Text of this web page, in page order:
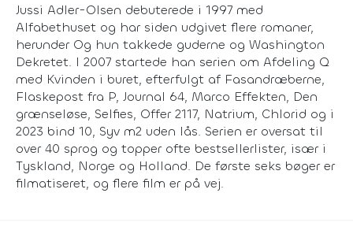
Jussi Adler-Olsen debuterede i 1997 med
Alfabethuset og har siden udgivet flere romaner,
herunder Og hun takkede guderne og Washington
Dekretet. I 2007 startede han serien om Afdeling Q
med Kvinden i buret, efterfulgt af Fasandræberne,
Flaskepost fra P, Journal 64, Marco Effekten, Den
grænseløse, Selfies, Offer 2117, Natrium, Chlorid og i
2023 bind 10, Syv m2 uden lås. Serien er oversat til
over 40 sprog og topper ofte bestsellerlister, især i
Tyskland, Norge og Holland. De første seks bøger er
filmatiseret, og flere film er på vej.